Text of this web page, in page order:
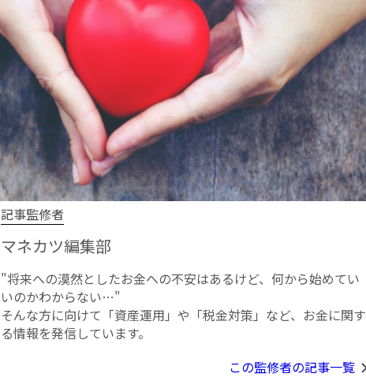
記事監修者
マネカツ編集部
"将来への漠然としたお⾦への不安はあるけど、何から始めてい
いのかわからない…"
そんな方に向けて「資産運用」や「税金対策」など、お金に関す
る情報を発信しています。
この監修者の記事一覧